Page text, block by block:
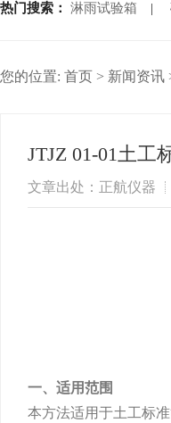
热门搜索： 淋雨试验箱 |
您的位置: 首页 > 新闻资讯
JTJZ 01-01土工
文章出处：正航仪器
一、适用范围
本方法适用于土工标